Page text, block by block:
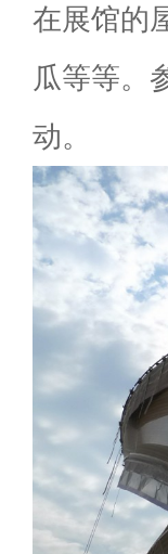
在展馆的
瓜等等。
动。